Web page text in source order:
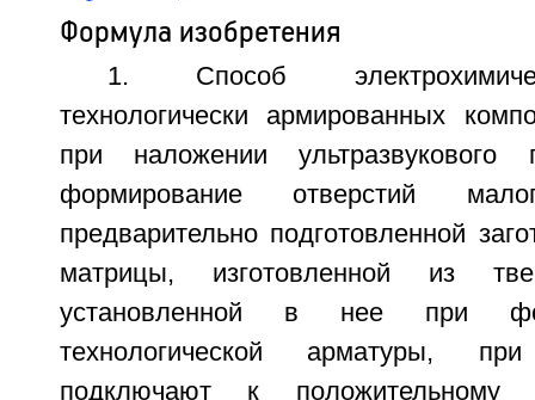
Формула изобретения
1. Способ
технологически армированных
при наложении
формирование отверстий
предварительно подготовленной
матрицы, изготовленной из
установленной в нее при
технологической арматуры,
подключают к положительному